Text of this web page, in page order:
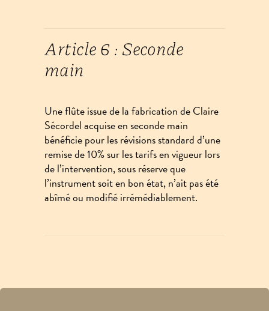
Article 6 : Seconde
main
Une flûte issue de la fabrication de Claire
Sécordel acquise en seconde main
bénéficie pour les révisions standard d’une
remise de 10% sur les tarifs en vigueurlors
de l’intervention, sous réserve que
l’instrument soit en bon état, n’ait pas été
abîmé ou modifié irrémédiablement.